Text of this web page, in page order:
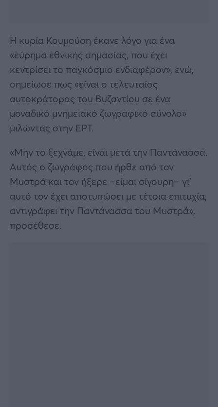
Η κυρία Κουμούση έκανε λόγο για ένα
«εύρημα εθνικής σημασίας, που έχει
κεντρίσει το παγκόσμιο ενδιαφέρον», ενώ,
σημείωσε πως «είναι ο τελευταίος
αυτοκράτορας του Βυζαντίου σε ένα
μοναδικό μνημειακό ζωγραφικό σύνολο»
μιλώντας στην ΕΡΤ.
«Μην το ξεχνάμε, είναι μετά την Παντάνασσα.
Αυτός ο ζωγράφος που ήρθε από τον
Μυστρά και τον ήξερε –είμαι σίγουρη– γι’
αυτό τον έχει αποτυπώσει με τέτοια επιτυχία,
αντιγράφει την Παντάνασσα του Μυστρά»,
προσέθεσε.